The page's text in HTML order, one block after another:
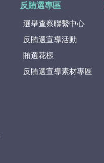
反賄選專區
選舉查察聯繫中心
反賄選宣導活動
賄選花樣
反賄選宣導素材專區